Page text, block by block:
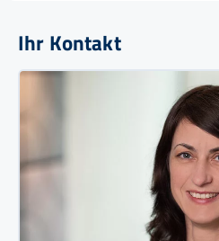
Ihr Kontakt